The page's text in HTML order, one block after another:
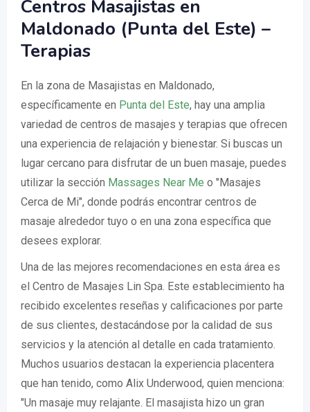
Centros Masajistas en
Maldonado (Punta del Este) –
Terapias
En la zona de Masajistas en Maldonado,
específicamente en Punta del Este, hay una amplia
variedad de centros de masajes y terapias que ofrecen
una experiencia de relajación y bienestar. Si buscas un
lugar cercano para disfrutar de un buen masaje, puedes
utilizar la sección Massages Near Me o "Masajes
Cerca de Mi", donde podrás encontrar centros de
masaje alrededor tuyo o en una zona específica que
desees explorar.
Una de las mejores recomendaciones en esta área es
el Centro de Masajes Lin Spa. Este establecimiento ha
recibido excelentes reseñas y calificaciones por parte
de sus clientes, destacándose por la calidad de sus
servicios y la atención al detalle en cada tratamiento.
Muchos usuarios destacan la experiencia placentera
que han tenido, como Alix Underwood, quien menciona:
"Un masaje muy relajante. El masajista hizo un gran